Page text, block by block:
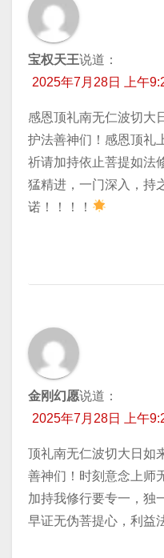
宝权天王说道：
2025年7月28日 上午
感恩顶礼南无仁波切大
护法善神们！感恩顶礼
祈请加持依止菩提如法
猛精进，一门深入，持
诺！！！！
金刚幻愿说道：
2025年7月28日 上午
顶礼南无仁波切大日如
善神们！时刻意念上师
加持我修行要专一，独
早证无伪菩提心，利益